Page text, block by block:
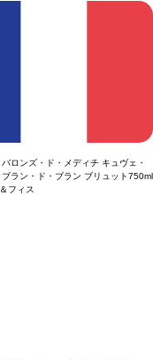
バロンズ・ド・メディチ キュヴェ・
ラン・ド・ブラン ブリュット750ml
フィス